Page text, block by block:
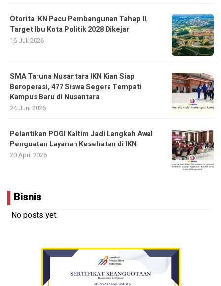
Otorita IKN Pacu Pembangunan Tahap II,
Target Ibu Kota Politik 2028 Dikejar
16 Juli 2026
SMA Taruna Nusantara IKN Kian Siap
Beroperasi, 477 Siswa Segera Tempati
Kampus Baru di Nusantara
24 Juni 2026
Pelantikan POGI Kaltim Jadi Langkah Awal
Penguatan Layanan Kesehatan di IKN
20 April 2026
Bisnis
No posts yet.